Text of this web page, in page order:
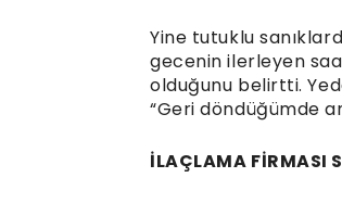
Yine tutuklu
gecenin ilerleyen
olduğunu belirtti.
“Geri döndüğümde
İLAÇLAMA FİRMASI